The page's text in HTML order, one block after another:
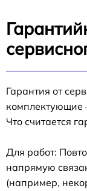
Гарантия от
комплектующие
Что считается
Для работ:
напрямую
(например,